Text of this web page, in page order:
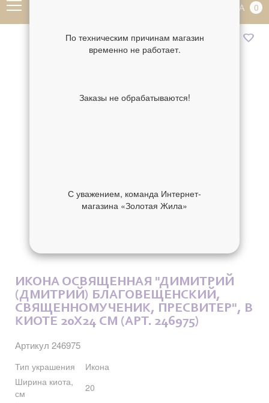
КОРЗИНА 0
ИКОНА ОСВЯЩЕННАЯ "ДИМИТРИЙ
(ДМИТРИЙ) БЛАГОВЕЩЕНСКИЙ,
СВЯЩЕННОМУЧЕНИК, ПРЕСВИТЕР", В
КИОТЕ 20X24 СМ (АРТ. 246975)
Артикул 246975
Тип украшения
Икона
Ширина киота,
см
20
По техническим причинам магазин
временно не работает.
Заказы не обрабатываются!
С уважением, команда Интернет-
магазина «Золотая Жила»